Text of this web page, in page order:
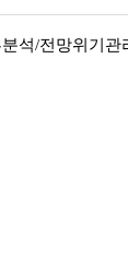
분석/전망위기관